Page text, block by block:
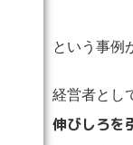
という事例
経営者とし
伸びしろを